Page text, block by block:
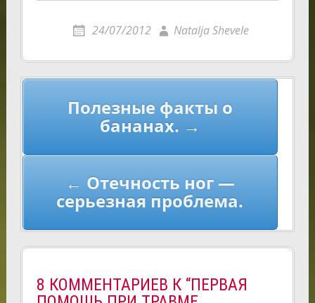
24/07/2012 Natalja Shevele
Навигация
Полезные факты о
бананах. →
← Отечность ног —
серьезная проблема.
8 КОММЕНТАРИЕВ К “ПЕРВАЯ